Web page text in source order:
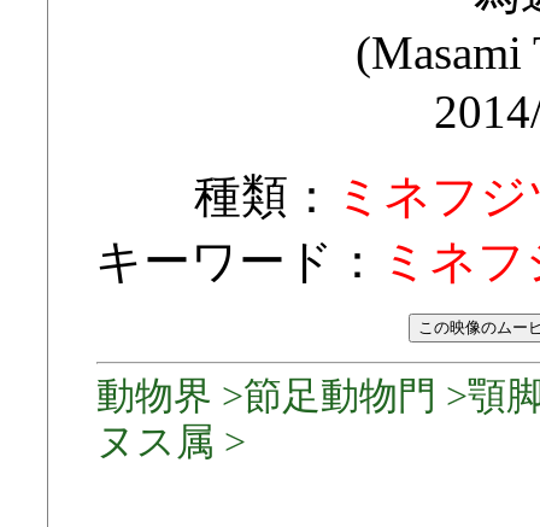
種類：
ミネフ
キーワード：
ミネ
動物界 >節足動物門 >顎
ヌス属 >